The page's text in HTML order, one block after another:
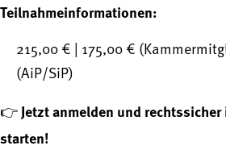
Teilnahmeinformationen:
215,00 € | 175,00 €
(AiP/SiP)
👉 Jetzt anmelden und
starten!